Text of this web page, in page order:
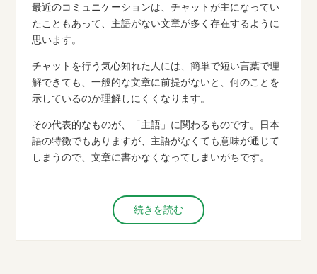
最近のコミュニケーションは、チャットが主になってい
たこともあって、主語がない文章が多く存在するように
思います。
チャットを行う気心知れた人には、簡単で短い言葉で理
解できても、一般的な文章に前提がないと、何のことを
示しているのか理解しにくくなります。
その代表的なものが、「主語」に関わるものです。日本
語の特徴でもありますが、主語がなくても意味が通じて
しまうので、文章に書かなくなってしまいがちです。
続きを読む